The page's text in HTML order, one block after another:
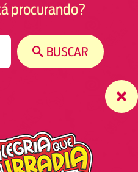
procurando?
BUSCAR